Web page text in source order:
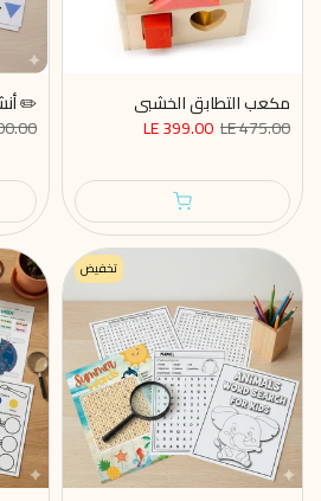
مكعب التطابق الخشبي
LE 475.00
LE 399.00
تخفيض